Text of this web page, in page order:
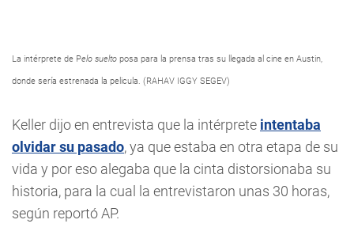
La intérprete de Pelo suelto posa para la prensa tras su llegada al cine en Austin,
donde sería estrenada la pelicula. (RAHAV IGGY SEGEV)
Keller dijo en entrevista que la intérprete intentaba
olvidar su pasado, ya que estaba en otra etapa de su
vida y por eso alegaba que la cinta distorsionaba su
historia, para la cual la entrevistaron unas 30 horas,
según reportó AP.